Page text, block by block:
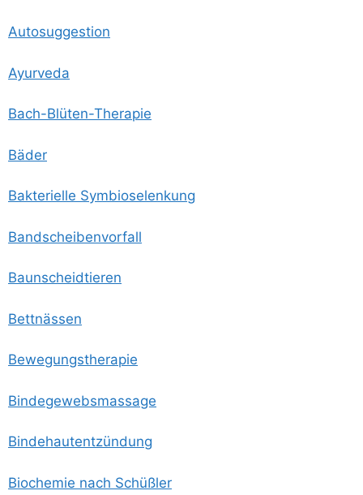
Auto­sug­ges­ti­on
Ayur­ve­da
Bach-Blü­ten-The­ra­pie
Bäder
Bak­te­ri­el­le Symbioselenkung
Band­schei­ben­vor­fall
Baun­scheid­tie­ren
Bett­näs­sen
Bewe­gungs­the­ra­pie
Bin­de­ge­webs­mas­sa­ge
Bin­de­haut­ent­zün­dung
Bio­che­mie nach Schüßler